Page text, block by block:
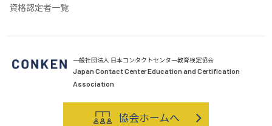
資格認定者一覧
一般社団法人 日本コンタクトセンター教育検定協会
Japan Contact Center Education and Certification
Association
協会ホームへ